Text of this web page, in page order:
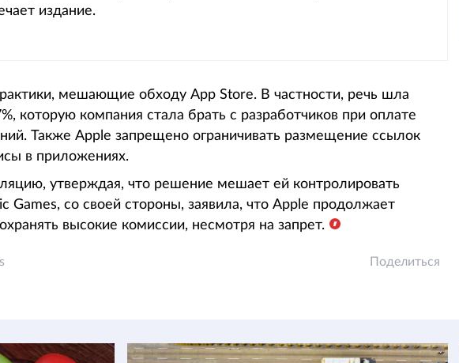
издание.
мешающие обходу App Store. В частности, речь шла
которую компания стала брать с разработчиков при оплате
Также Apple запрещено ограничивать размещение ссылок
в приложениях.
утверждая, что решение мешает ей контролировать
Games, со своей стороны, заявила, что Apple продолжает
высокие комиссии, несмотря на запрет.
Поделиться